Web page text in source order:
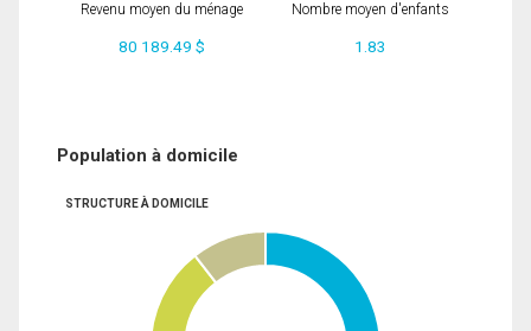
Revenu moyen du ménage
80 189.49 $
Nombre moyen d'enfants
1.83
Population à domicile
STRUCTURE À DOMICILE